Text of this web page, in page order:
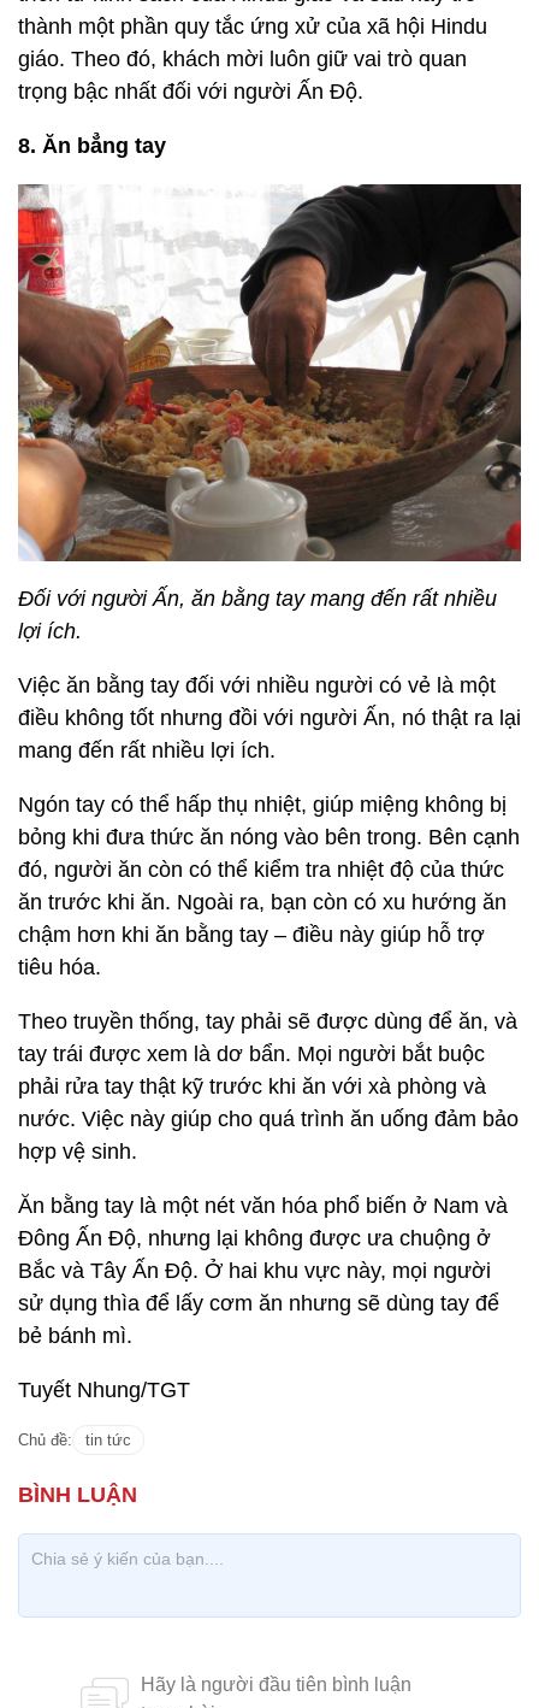
thành một phần quy tắc ứng xử của xã hội Hindu
giáo. Theo đó, khách mời luôn giữ vai trò quan
trọng bậc nhất đối với người Ấn Độ.
8. Ăn bẳng tay
Đối với người Ấn, ăn bằng tay mang đến rất nhiều
lợi ích.
Việc ăn bằng tay đối với nhiều người có vẻ là một
điều không tốt nhưng đồi với người Ấn, nó thật ra lại
mang đến rất nhiều lợi ích.
Ngón tay có thể hấp thụ nhiệt, giúp miệng không bị
bỏng khi đưa thức ăn nóng vào bên trong. Bên cạnh
đó, người ăn còn có thể kiểm tra nhiệt độ của thức
ăn trước khi ăn. Ngoài ra, bạn còn có xu hướng ăn
chậm hơn khi ăn bằng tay – điều này giúp hỗ trợ
tiêu hóa.
Theo truyền thống, tay phải sẽ được dùng để ăn, và
tay trái được xem là dơ bẩn. Mọi người bắt buộc
phải rửa tay thật kỹ trước khi ăn với xà phòng và
nước. Việc này giúp cho quá trình ăn uống đảm bảo
hợp vệ sinh.
Ăn bằng tay là một nét văn hóa phổ biến ở Nam và
Đông Ấn Độ, nhưng lại không được ưa chuộng ở
Bắc và Tây Ấn Độ. Ở hai khu vực này, mọi người
sử dụng thìa để lấy cơm ăn nhưng sẽ dùng tay để
bẻ bánh mì.
Tuyết Nhung/TGT
Chủ đề: tin tức